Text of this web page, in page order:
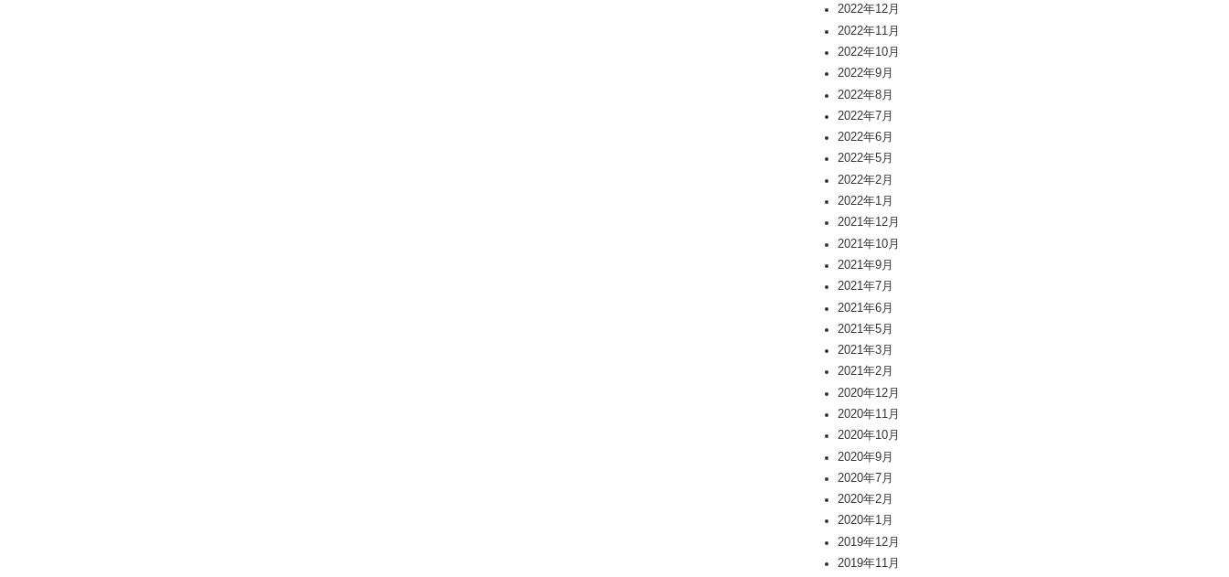
2022年12月
2022年11月
2022年10月
2022年9月
2022年8月
2022年7月
2022年6月
2022年5月
2022年2月
2022年1月
2021年12月
2021年10月
2021年9月
2021年7月
2021年6月
2021年5月
2021年3月
2021年2月
2020年12月
2020年11月
2020年10月
2020年9月
2020年7月
2020年2月
2020年1月
2019年12月
2019年11月